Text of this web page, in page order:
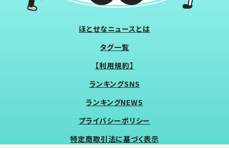
ほとせなニュースとは
タグ一覧
【利用規約】
ランキングSNS
ランキングNEWS
プライバシーポリシー
特定商取引法に基づく表示